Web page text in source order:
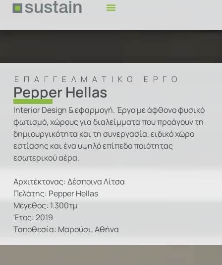
ΕΠΑΓΓΕΛΜΑΤΙΚΌ ΈΡΓΟ
Pepper Hellas
Interior Design & εφαρμογή. Έργο με άφθονο φυσικό
φωτισμό, χώρους για διαλείμματα που προάγουν τη
δημιουργικότητα και τη συνεργασία, ειδικό χώρο
εστίασης και ένα υψηλό επίπεδο ποιότητας
εσωτερικού αέρα.
Αρχιτέκτονας: Δέσποινα Λίτσα
Πελάτης: Pepper Hellas
Μέγεθος: 1.300τμ
Έτος: 2019
Τοποθεσία: Μαρούσι, Αθήνα